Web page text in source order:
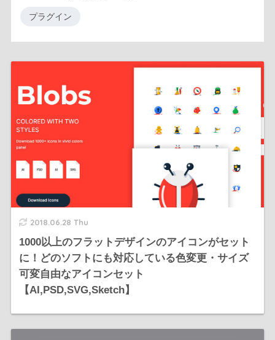
プラグイン
2018.06.28 Thu
1000以上のフラットデザインのアイコンがセット
に！どのソフトにも対応している色変更・サイズ
可変自由なアイコンセット
【AI,PSD,SVG,Sketch】